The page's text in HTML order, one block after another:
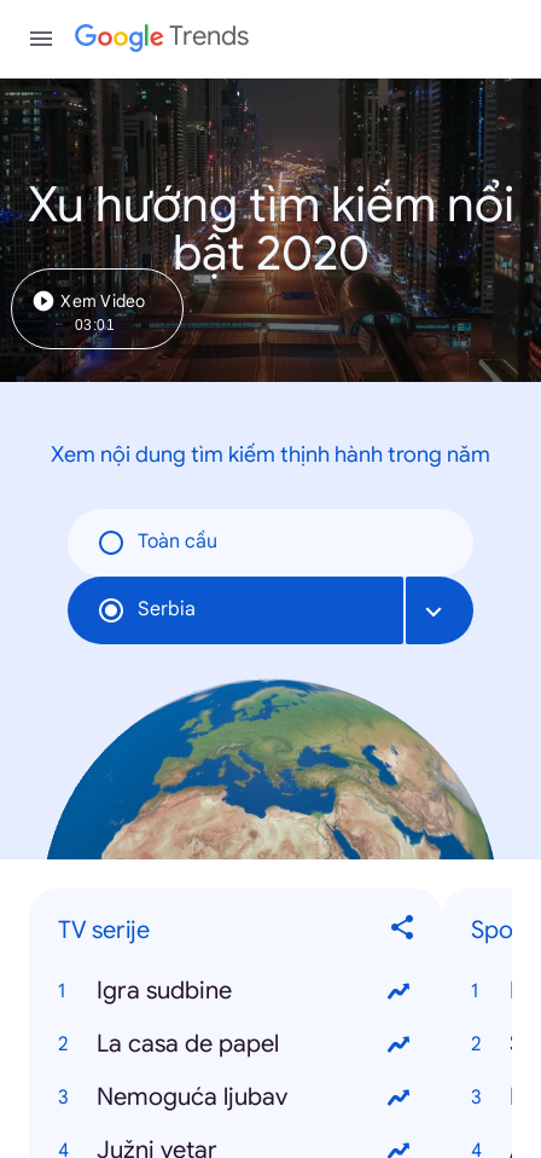
Trends
Xu hướng tìm kiếm nổi
bật 2020
Xem Video
03:01
Xem nội dung tìm kiếm thịnh hành trong năm
Toàn cầu
Serbia
TV serije
Igra sudbine
La casa de papel
Nemoguća ljubav
Južni vetar